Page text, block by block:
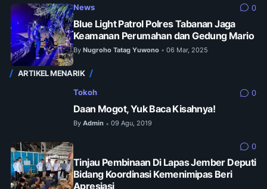
News 0
Blue Light Patrol Polres Tabanan Jaga
Keamanan Perumahan dan Gedung Mario
By Nugroho Tatag Yuwono • 06 Mar, 2025
ARTIKEL MENARIK
Tokoh 0
Daan Mogot, Yuk Baca Kisahnya!
By Admin • 09 Agu, 2019
0
Tinjau Pembinaan Di Lapas Jember Deputi
Bidang Koordinasi Kemenimipas Beri
Apresiasi